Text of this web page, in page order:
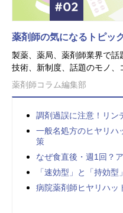
薬剤師の気になるトピッ
製薬、薬局、薬剤師業界で
技術、新制度、話題のモノ、
薬剤師コラム編集部
調剤過誤に注意！リン
一般名処方のヒヤリハ
策
なぜ食直後・週1回？
「速効型」と「持効
病院薬剤師ヒヤリハッ